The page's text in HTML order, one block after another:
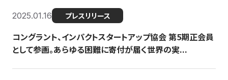
2025.01.16 プレスリリース
コングラント、インパクトスタートアップ協会 第5期正会員
として参画。あらゆる困難に寄付が届く世界の実...